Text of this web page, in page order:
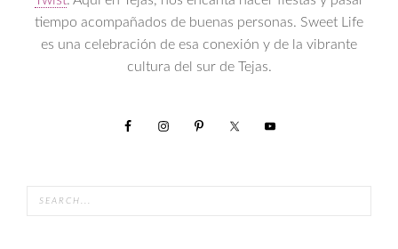
tiempo acompañados de buenas personas. Sweet Life
es una celebración de esa conexión y de la vibrante
cultura del sur de Tejas.